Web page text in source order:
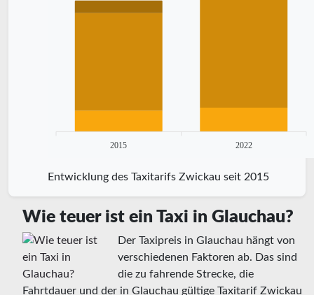
2015 2022
Entwicklung des Taxitarifs Zwickau seit 2015
Wie teuer ist ein Taxi in Glauchau?
Der Taxipreis in Glauchau hängt von
verschiedenen Faktoren ab. Das sind
die zu fahrende Strecke, die
Fahrtdauer und der in Glauchau gültige Taxitarif Zwickau